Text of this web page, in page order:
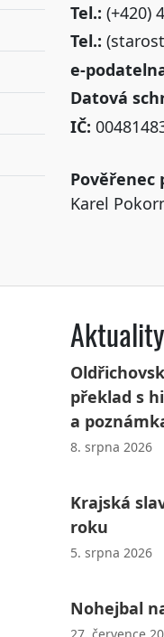
Tel.: (+420)
Tel.:
e-
Datová
IČ:
Pověřenec
Karel
překlad s
a
8. srpna 2026
Krajská
roku
5. srpna 2026
Nohejbal
27. července